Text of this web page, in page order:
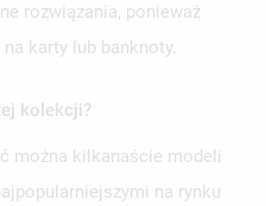
rozwiązania, ponieważ
karty lub banknoty.
kolekcji?
można kilkanaście modeli
na rynku